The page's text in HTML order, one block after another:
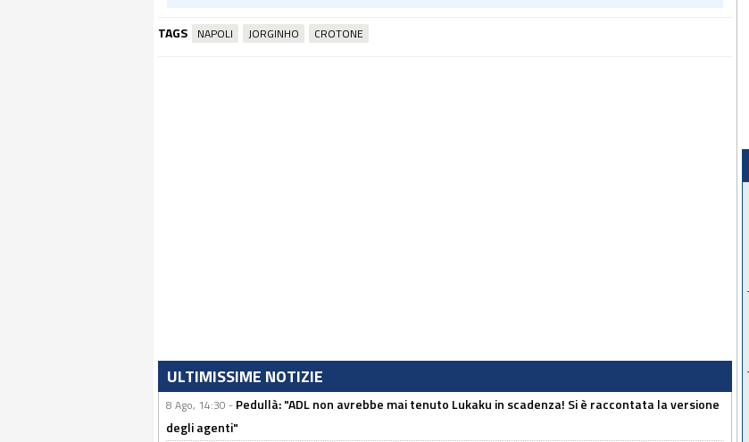
TAGS NAPOLI JORGINHO CROTONE
ULTIMISSIME NOTIZIE
8 Ago, 14:30 - Pedullà: "ADL non avrebbe mai tenuto Lukaku in scadenza! Si è raccontata la versione
degli agenti"